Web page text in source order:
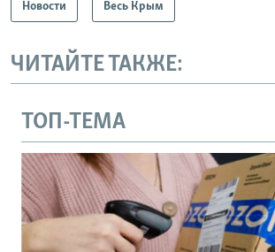
Новости Весь Крым
ЧИТАЙТЕ ТАКЖЕ:
ТОП-ТЕМА